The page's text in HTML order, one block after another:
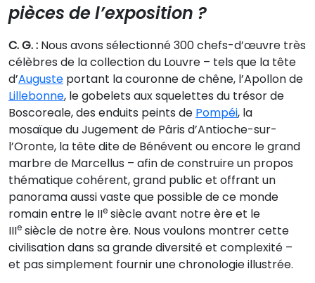
pièces de l’exposition ?
C. G. : Nous avons sélectionné 300 chefs-d’œuvre très
célèbres de la collection du Louvre – tels que la tête
d’Auguste portant la couronne de chêne, l’Apollon de
Lillebonne, le gobelets aux squelettes du trésor de
Boscoreale, des enduits peints de Pompéi, la
mosaïque du Jugement de Pâris d’Antioche-sur-
l’Oronte, la tête dite de Bénévent ou encore le grand
marbre de Marcellus – afin de construire un propos
thématique cohérent, grand public et offrant un
panorama aussi vaste que possible de ce monde
romain entre le IIe siècle avant notre ère et le
IIIe siècle de notre ère. Nous voulons montrer cette
civilisation dans sa grande diversité et complexité –
et pas simplement fournir une chronologie illustrée.